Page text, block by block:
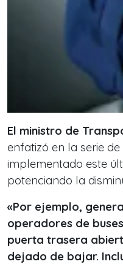
El ministro de
enfatizó en la serie
implementado este
potenciando la
«Por ejemplo,
operadores de
puerta trasera
dejado de bajar.